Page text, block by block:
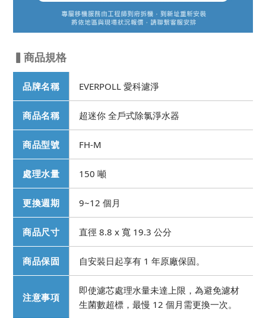
▍商品規格
品牌名稱 EVERPOLL 愛科濾淨
商品名稱 超迷你 全戶式除氯淨水器
商品型號 FH-M
處理水量 150 噸
更換週期 9~12 個月
商品尺寸 直徑 8.8 x 寬 19.3 公分
商品保固 自安裝日起享有 1 年原廠保固。
注意事項
即使濾芯處理水量未達上限，為避免濾材
生菌數超標，最慢 12 個月需更換一次。